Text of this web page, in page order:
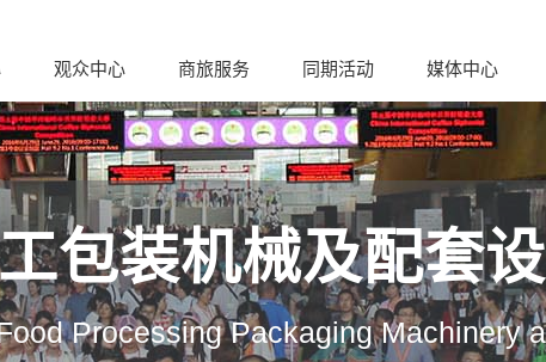
观众中心 商旅服务 同期活动 媒体中心
包装机械及配套
Processing Packaging Machinery